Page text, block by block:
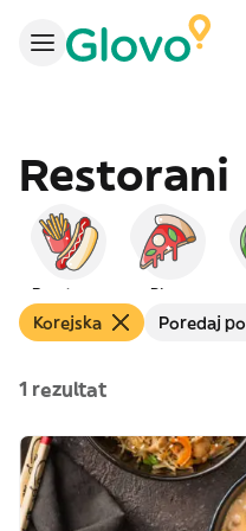
Restorani
Brza hrana Pizza
Korejska Poredaj po
1 rezultat